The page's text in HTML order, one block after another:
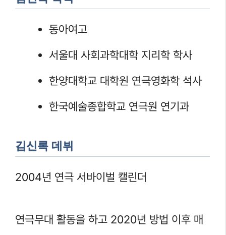
동아여고
서울대 사회과학대학 지리학 학사
한양대학교 대학원 연극영화학 석사
한국예술종합학교 연극원 연기과
김신록 데뷔
2004년 연극 서바이벌 캘린더
연극무대 활동을 하고 2020년 방법 이후 매